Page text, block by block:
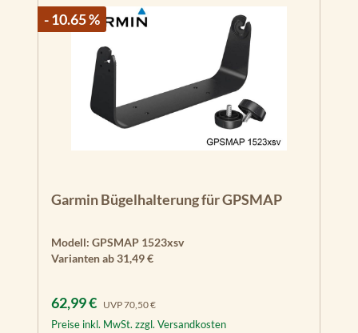
- 10.65 %
Garmin Bügelhalterung für GPSMAP
Modell: GPSMAP 1523xsv
Varianten ab31,49 €
Verkaufspreis:
62,99 € UVP70,50 €
Preise inkl. MwSt. zzgl. Versandkosten